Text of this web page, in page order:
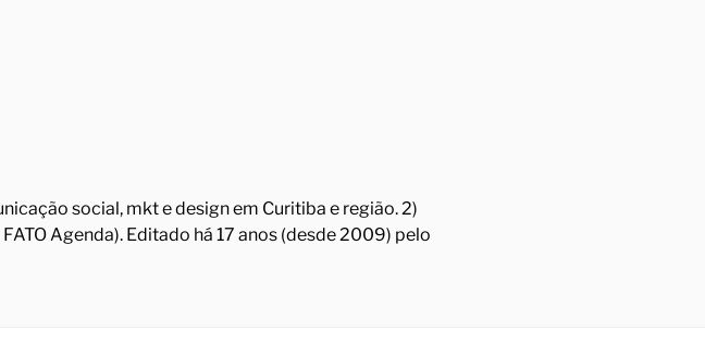
social, mkt e design em Curitiba e região. 2)
Agenda). Editado há 17 anos (desde 2009) pelo